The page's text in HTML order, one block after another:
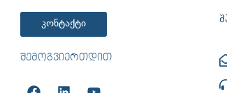
კონტაქტი
ᲨᲔᲛᲝᲒᲕᲘᲔᲠᲗᲓᲘᲗ